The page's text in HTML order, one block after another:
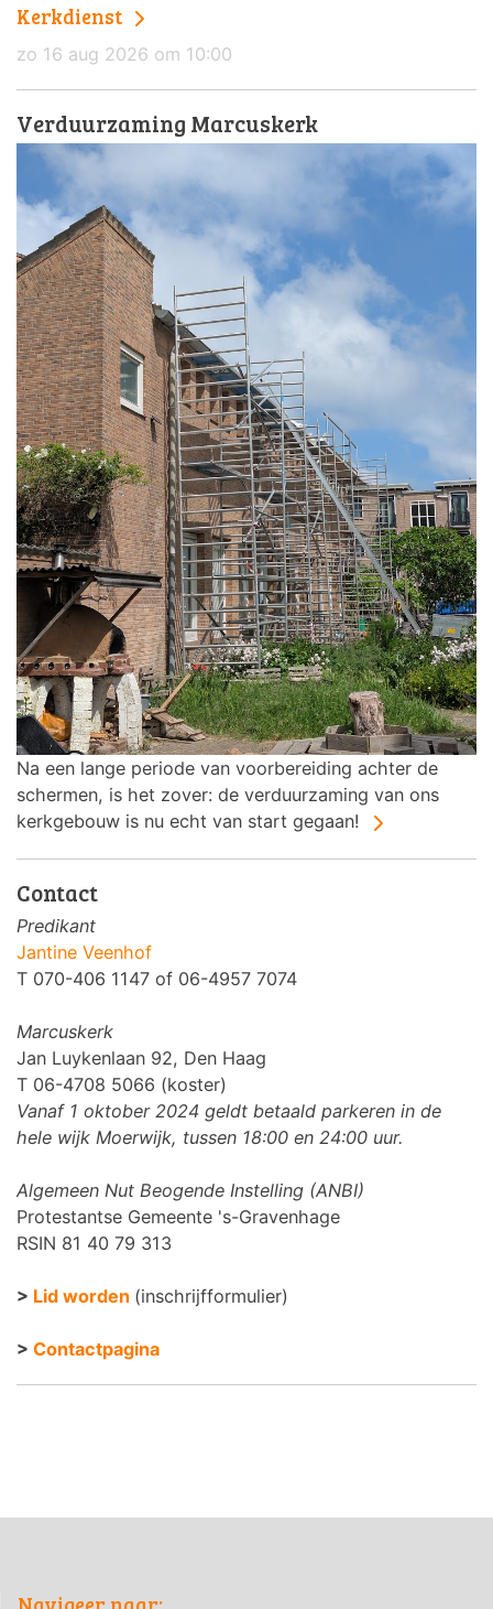
Kerkdienst
zo 16 aug 2026 om 10:00
Verduurzaming Marcuskerk
Na een lange periode van voorbereiding achter de
schermen, is het zover: de verduurzaming van ons
kerkgebouw is nu echt van start gegaan!
Contact
Predikant
Jantine Veenhof
T 070-406 1147 of 06-4957 7074
Marcuskerk
Jan Luykenlaan 92, Den Haag
T 06-4708 5066 (koster)
Vanaf 1 oktober 2024 geldt betaald parkeren in de
hele wijk Moerwijk, tussen 18:00 en 24:00 uur.
Algemeen Nut Beogende Instelling (ANBI)
Protestantse Gemeente 's-Gravenhage
RSIN 81 40 79 313
> Lid worden (inschrijfformulier)
> Contactpagina